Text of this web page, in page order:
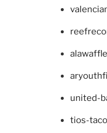
united-
tios-